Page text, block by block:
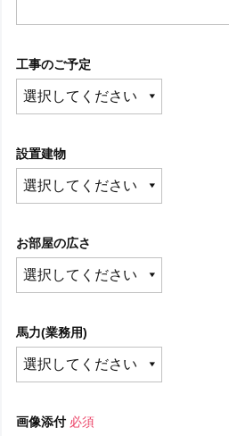
工事のご予定
設置建物
お部屋の広さ
馬力(業務用)
画像添付 必須